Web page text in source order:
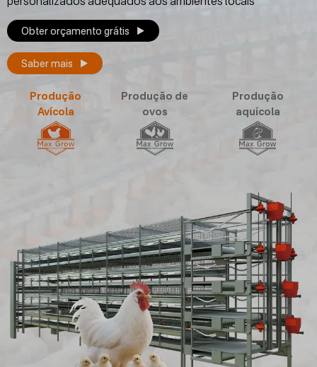
Obter orçamento grátis
Saber mais
Produção
Avícola
Produção de
ovos
Produção
aquícola